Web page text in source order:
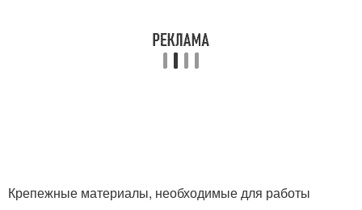
Крепежные материалы, необходимые для работы